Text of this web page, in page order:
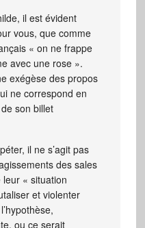
il est évident
vous, que comme
« on ne frappe
avec une rose ».
exégèse des propos
ne correspond en
son billet
il ne s’agit pas
des sales
« situation
et violenter
ou ce serait